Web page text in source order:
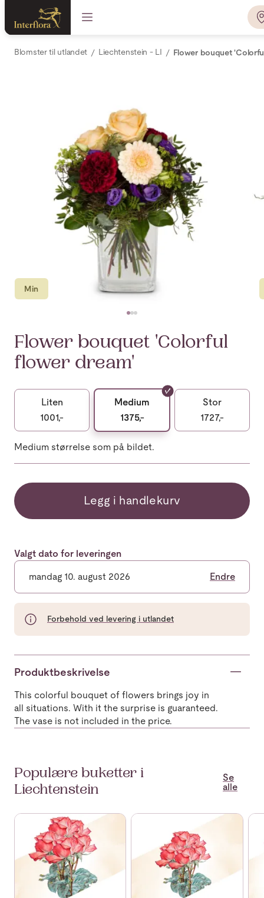
Blomster til utlandet Liechtenstein - LI Flower bouquet
Min
Flower bouquet 'Colorful
flower dream'
Liten
1001,-
Medium
1375,-
Stor
1727,-
Medium størrelse som på bildet.
Legg i handlekurv
Valgt dato for leveringen
mandag 10. august 2026 Endre
Forbehold ved levering i utlandet
Produktbeskrivelse
This colorful bouquet of flowers brings joy in
all situations. With it the surprise is guaranteed.
The vase is not included in the price.
Populære buketter i
Liechtenstein
Se
alle
Se mer om 12 roses long stemmedSe mer om 12 roses mediumSe